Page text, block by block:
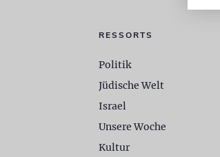
RESSORTS
Politik
Jüdische Welt
Israel
Unsere Woche
Kultur